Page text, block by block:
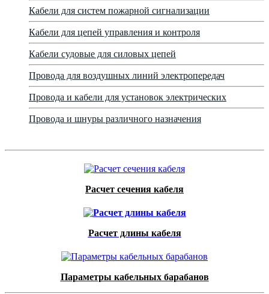
Кабели для систем пожарной сигнализации
Кабели для цепей управления и контроля
Кабели судовые для силовых цепей
Провода для воздушных линий электропередач
Провода и кабели для установок электрических
Провода и шнуры различного назначения
Расчет сечения кабеля
Расчет длины кабеля
Параметры кабельных барабанов